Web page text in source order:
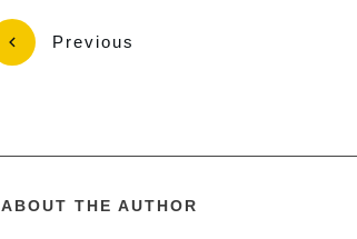
Previous
ABOUT THE AUTHOR